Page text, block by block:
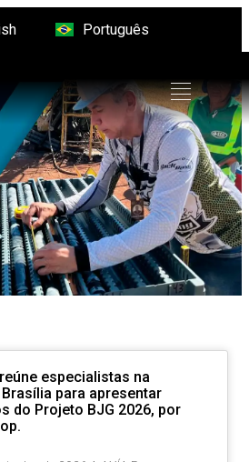
Português
especialistas na
para apresentar
do Projeto BJG 2026, por